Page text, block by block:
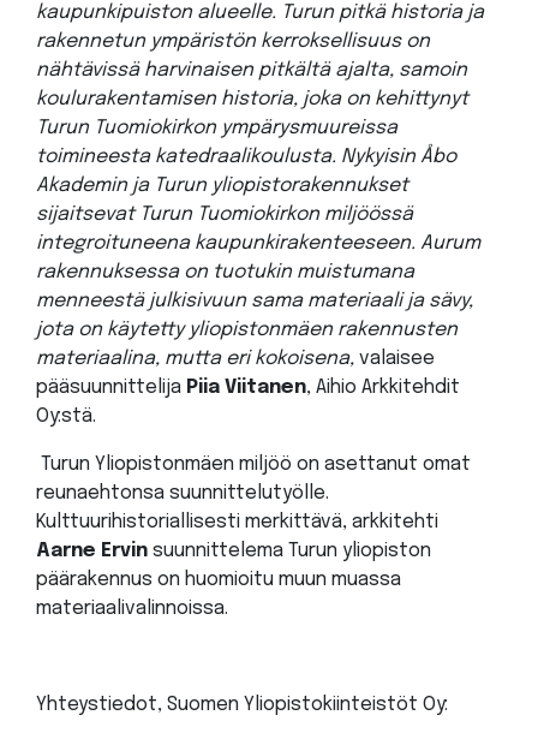
kaupunkipuiston alueelle. Turun pitkä historia ja
rakennetun ympäristön kerroksellisuus on
nähtävissä harvinaisen pitkältä ajalta, samoin
koulurakentamisen historia, joka on kehittynyt
Turun Tuomiokirkon ympärysmuureissa
toimineesta katedraalikoulusta. Nykyisin Åbo
Akademin ja Turun yliopistorakennukset
sijaitsevat Turun Tuomiokirkon miljöössä
integroituneena kaupunkirakenteeseen. Aurum
rakennuksessa on tuotukin muistumana
menneestä julkisivuun sama materiaali ja sävy,
jota on käytetty yliopistonmäen rakennusten
materiaalina, mutta eri kokoisena, valaisee
pääsuunnittelija Piia Viitanen, Aihio Arkkitehdit
Oy:stä.
Turun Yliopistonmäen miljöö on asettanut omat
reunaehtonsa suunnittelutyölle.
Kulttuurihistoriallisesti merkittävä, arkkitehti
Aarne Ervin suunnittelema Turun yliopiston
päärakennus on huomioitu muun muassa
materiaalivalinnoissa.
Yhteystiedot, Suomen Yliopistokiinteistöt Oy: